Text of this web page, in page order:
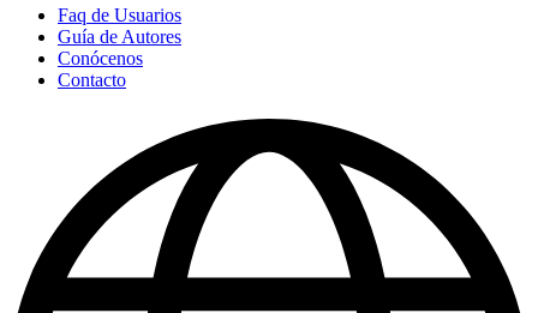
Faq de Usuarios
Guía de Autores
Conócenos
Contacto